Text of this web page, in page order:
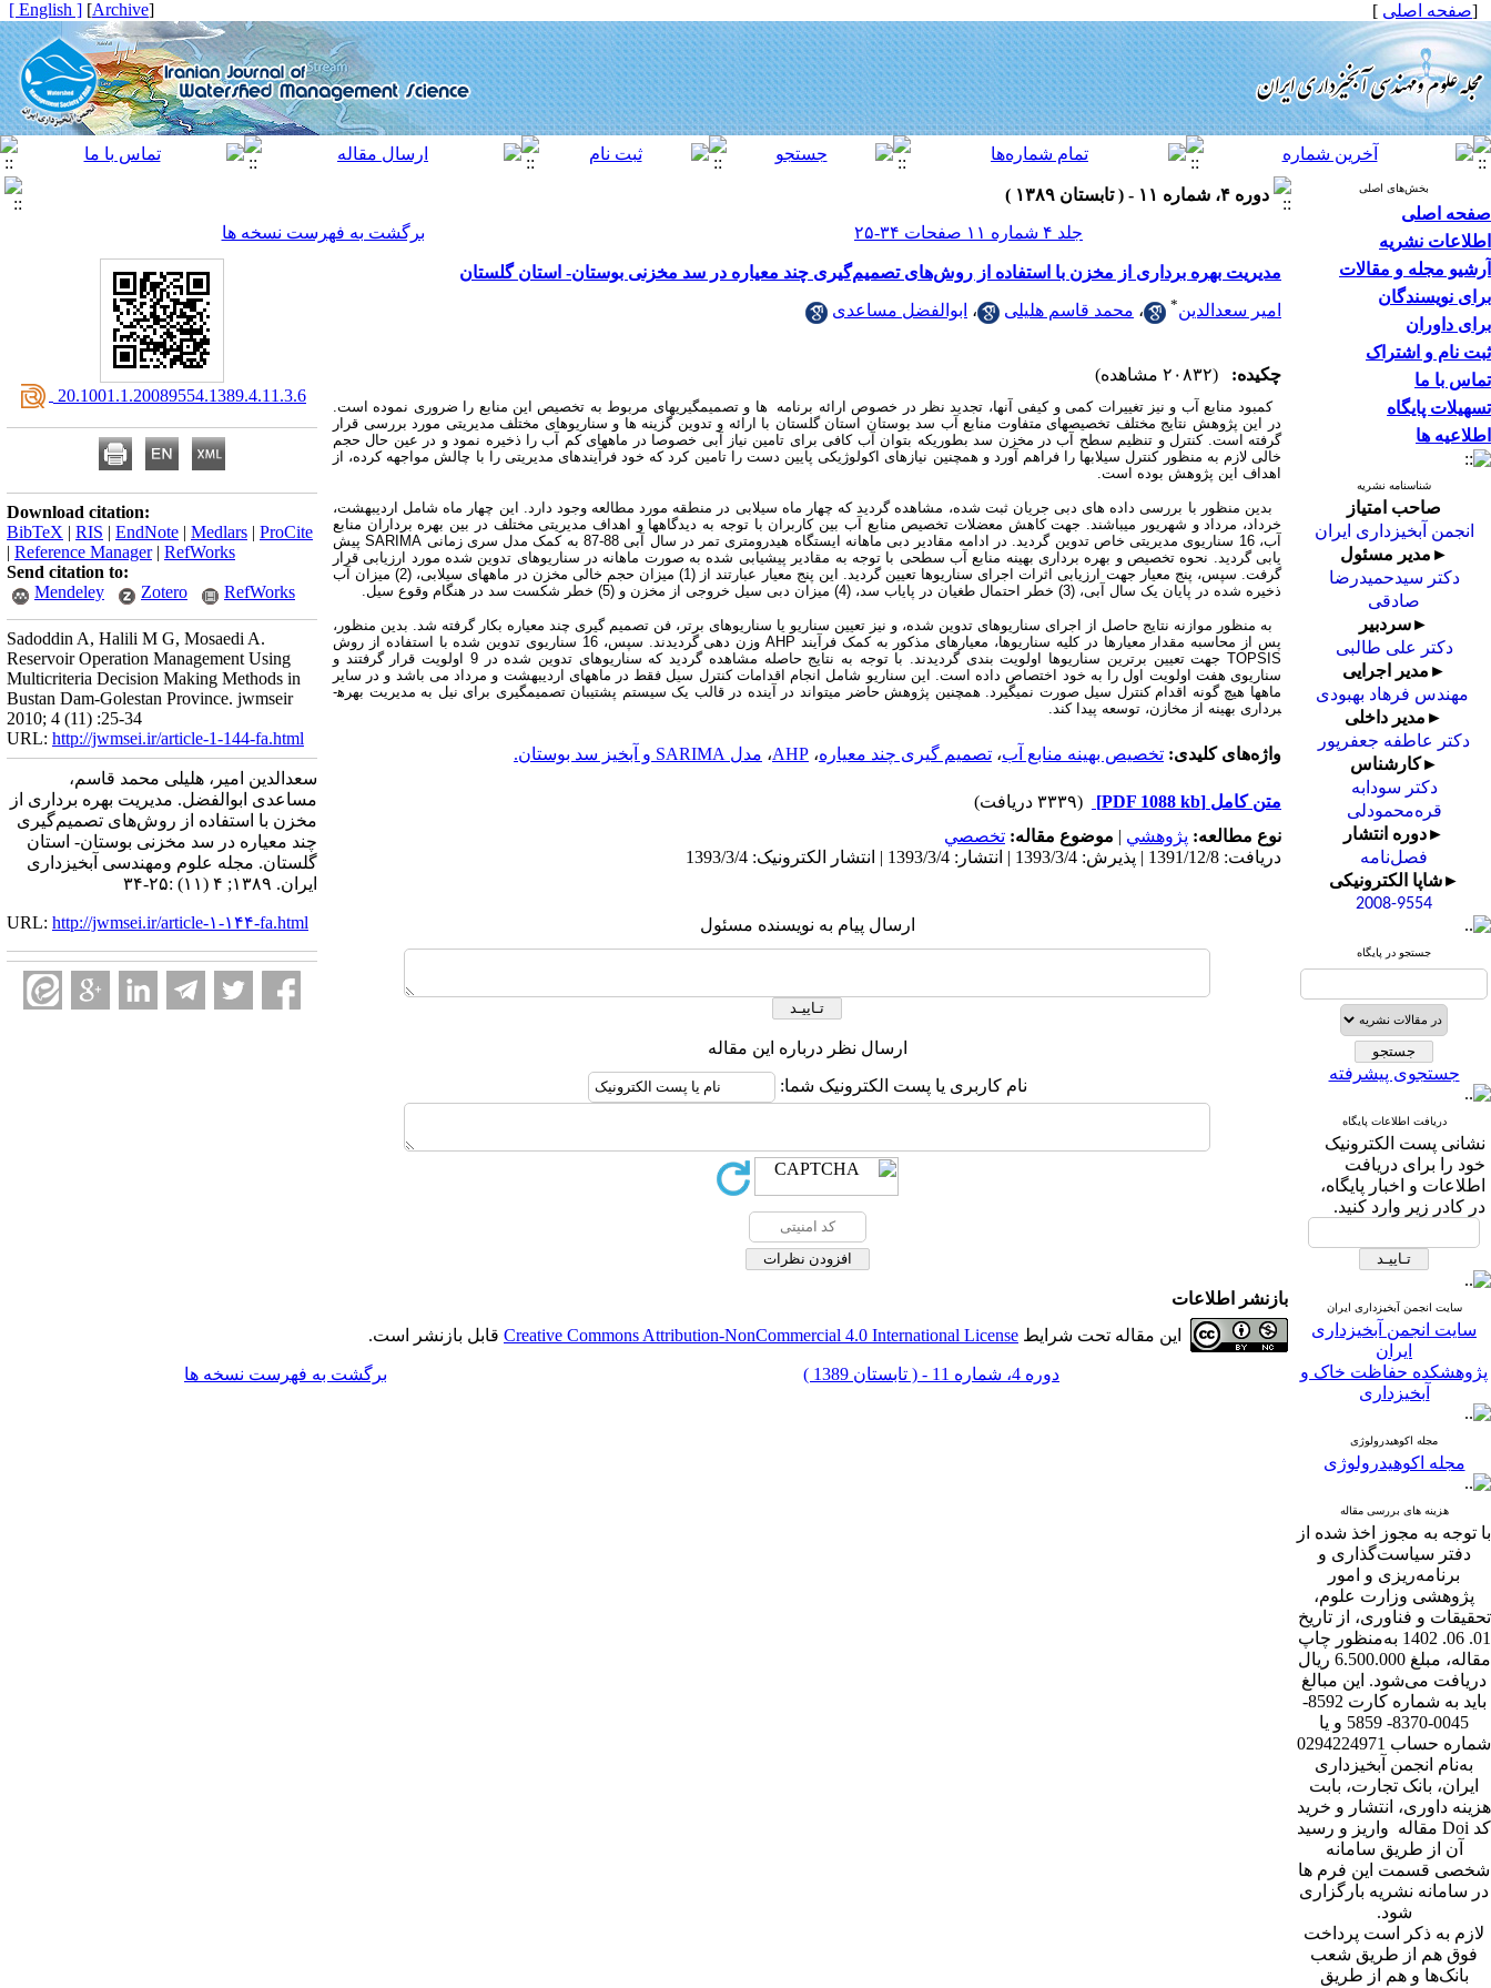
[صفحه اصلی ]
[
Archive
]
[ English ]
بخش‌های اصلی
صفحه اصلی
اطلاعات نشریه
آرشیو مجله و مقالات
برای نویسندگان
برای داوران
ثبت نام و اشتراک
تماس با ما
تسهیلات پایگاه
اطلاعیه ها
شناسنامه نشریه
صاحب امتیاز
انجمن آبخیزداری ایران
►مدیر مسئول
دکتر سیدحمیدرضا
صادقی
►سردبیر
دکتر علی طالبی
►مدیر اجرایی
مهندس فرهاد بهبودی
►مدیر داخلی
دکتر عاطفه جعفرپور
►کارشناس
دکتر سودابه
قره‌محمودلی
►دوره انتشار
فصل‌نامه
►شاپا الکترونیکی
2008-9554
جستجو در پایگاه
جستجوی پیشرفته
دریافت اطلاعات پایگاه
نشانی پست الکترونیک
خود را برای دریافت
اطلاعات و اخبار پایگاه،
در کادر زیر وارد کنید.
سایت انجمن آبخیزداری ایران
سایت انجمن آبخیزداری
ایران
پژوهشکده حفاظت خاک و
آبخیزداری
مجله اکوهیدرولوژی
مجله اکوهیدرولوژی
هزینه های بررسی مقاله
با توجه به مجوز اخذ شده از
دفتر سیاست‌گذاری و
برنامه‌ریزی و امور
پژوهشی وزارت علوم،
تحقیقات و فناوری، از تاریخ
01. 06. 1402 به‌منظور چاپ
مقاله، مبلغ 6.500.000 ریال
دریافت می‌شود. این مبالغ
باید به شماره کارت 8592-
0045-8370- 5859 و یا
شماره حساب 0294224971
به‌نام انجمن آبخیزداری
ایران، بانک تجارت، بابت
هزینه داوری، انتشار و خرید
کد Doi مقاله واریز و رسید
آن از طریق سامانه
شخصی قسمت این فرم ها
در سامانه نشریه بارگزاری
شود.
لازم به ذکر است پرداخت
فوق هم از طریق شعب
بانک‌‌ها و هم از طریق
دوره ۴، شماره ۱۱ - ( تابستان ۱۳۸۹ )
جلد ۴ شماره ۱۱ صفحات ۳۴-۲۵
برگشت به فهرست نسخه ها
مدیریت بهره برداری از مخزن با استفاده از روش‌های تصمیم‌گیری چند معیاره در سد مخزنی بوستان- استان گلستان
امیر سعدالدین* ، محمد قاسم هلیلی ، ابوالفضل مساعدی
چکیده: (۲۰۸۳۲ مشاهده)
کمبود منابع آب و نیز تغییرات کمی و کیفی آنها، تجدید نظر در خصوص ارائه برنامه ­ ها و تصمیم­گیری­های مربوط به تخصیص این منابع را ضروری نموده است.
در این پژوهش نتایج مختلف تخصیص­های متفاوت منابع آب سد بوستان استان گلستان با ارائه و تدوین گزینه ها و سناریوهای مختلف مدیریتی مورد بررسی قرار
گرفته است. کنترل و تنظیم سطح آب در مخزن سد بطوریکه بتوان آب کافی برای تامین نیاز آبی خصوصا در ماه­های کم آب را ذخیره نمود و در عین حال حجم
خالی لازم به منظور کنترل سیلابها را فراهم آورد و همچنین نیازهای اکولوژیکی پایین دست را تامین کرد که خود فرآیندهای مدیریتی را با چالش مواجهه کرده، از
اهداف این پژوهش بوده است.
بدین منظور با بررسی داده های دبی جریان ثبت شده، مشاهده گردید که چهار ماه سیلابی در منطقه مورد مطالعه وجود دارد. این چهار ماه شامل اردیبهشت،
خرداد، مرداد و شهریور می­باشند. جهت کاهش معضلات تخصیص منابع آب بین کاربران با توجه به دیدگاهها و اهداف مدیریتی مختلف در بین بهره برداران منابع
آب، 16 سناریوی مدیریتی خاص تدوین گردید. در ادامه مقادیر دبی ماهانه ایستگاه هیدرومتری تمر در سال آبی 88-87 به کمک مدل سری زمانی SARIMA پیش
یابی گردید. نحوه تخصیص و بهره برداری بهینه منابع آب سطحی با توجه به مقادیر پیش­یابی شده به صورت ماهانه در سناریوهای تدوین شده مورد ارزیابی قرار
گرفت. سپس، پنج معیار جهت ارزیابی اثرات اجرای سناریوها تعیین گردید. این پنج معیار عبارتند از (1) میزان حجم خالی مخزن در ماه­های سیلابی، (2) میزان آب
ذخیره شده در پایان یک سال آبی، (3) خطر احتمال طغیان در پایاب سد، (4) میزان دبی سیل خروجی از مخزن و (5) خطر شکست سد در هنگام وقوع سیل.
به منظور موازنه نتایج حاصل از اجرای سناریوهای تدوین شده، و نیز تعیین سناریو یا سناریوهای برتر، فن تصمیم گیری چند معیاره بکار گرفته شد. بدین منظور،
پس از محاسبه مقدار معیارها در کلیه سناریوها، معیارهای مذکور به کمک فرآیند AHP وزن دهی گردیدند. سپس، 16 سناریوی تدوین شده با استفاده از روش
TOPSIS جهت تعیین برترین سناریوها اولویت بندی گردیدند. با توجه به نتایج حاصله مشاهده گردید که سناریوهای تدوین شده در 9 اولویت قرار گرفتند و
سناریوی هفت اولویت اول را به خود اختصاص داده است. این سناریو شامل انجام اقدامات کنترل سیل فقط در ماههای اردیبهشت و مرداد می باشد و در سایر
ماهها هیچ گونه اقدام کنترل سیل صورت نمی­گیرد. همچنین پژوهش حاضر می­تواند در آینده در قالب یک سیستم پشتیبان تصمیم­گیری برای نیل به مدیریت بهره­
برداری بهینه از مخازن، توسعه پیدا کند.
واژه‌های کلیدی: تخصیص بهینه منابع آب، تصمیم گیری چند معیاره، AHP، مدل SARIMA و آبخیز سد بوستان.
متن کامل [PDF 1088 kb]
(۳۳۳۹ دریافت)
نوع مطالعه: پژوهشي | موضوع مقاله: تخصصي
دریافت: 1391/12/8 | پذیرش: 1393/3/4 | انتشار: 1393/3/4 | انتشار الکترونیک: 1393/3/4
ارسال پیام به نویسنده مسئول
ارسال نظر درباره این مقاله
نام کاربری یا پست الکترونیک شما:
‎ 20.1001.1.20089554.1389.4.11.3.6
Download citation:
BibTeX | RIS | EndNote | Medlars | ProCite
| Reference Manager| RefWorks
Send citation to:
Mendeley
Zotero RefWorks
Sadoddin A, Halili M G, Mosaedi A.
Reservoir Operation Management Using
Multicriteria Decision Making Methods in
Bustan Dam-Golestan Province. jwmseir
2010; 4 (11) :25-34
URL: http://jwmsei.ir/article-1-144-fa.html
سعدالدین امیر، هلیلی محمد قاسم،
مساعدی ابوالفضل. مدیریت بهره برداری از
مخزن با استفاده از روش‌های تصمیم‌گیری
چند معیاره در سد مخزنی بوستان- استان
گلستان. مجله علوم ومهندسی آبخیزداری
ایران. ۱۳۸۹; ۴ (۱۱) :۲۵-۳۴
URL: http://jwmsei.ir/article-۱-۱۴۴-fa.html
بازنشر اطلاعات
این مقاله تحت شرایط Creative Commons Attribution-NonCommercial 4.0 International License قابل بازنشر است.
دوره 4، شماره 11 - ( تابستان 1389 ) برگشت به فهرست نسخه ها